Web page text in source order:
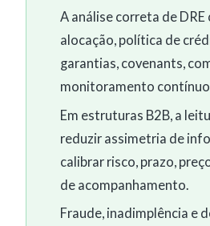
A análise correta de
alocação, política de
garantias, covenants,
monitoramento
Em estruturas B2B, a
reduzir assimetria de
calibrar risco, prazo,
de acompanhamento.
Fraude, inadimplência e